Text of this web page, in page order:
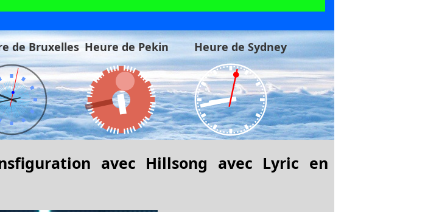
de Bruxelles Heure de Pekin Heure de Sydney
avec Hillsong avec Lyric en